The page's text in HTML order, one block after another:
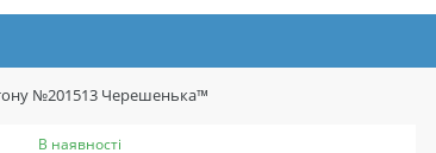
№201513 Черешенька™
В наявності